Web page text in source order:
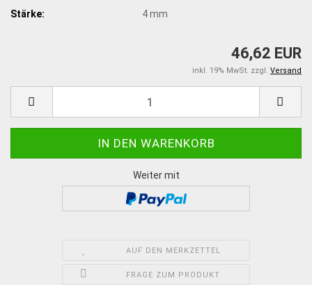
Stärke:
4 mm
46,62 EUR
inkl. 19% MwSt. zzgl. Versand
Weiter mit
AUF DEN MERKZETTEL
FRAGE ZUM PRODUKT